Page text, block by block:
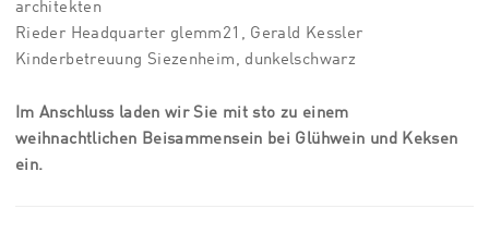
architekten
Rieder Headquarter glemm21, Gerald Kessler
Kinderbetreuung Siezenheim, dunkelschwarz
Im Anschluss laden wir Sie mit sto zu einem
weihnachtlichen Beisammensein bei Glühwein und Keksen
ein.